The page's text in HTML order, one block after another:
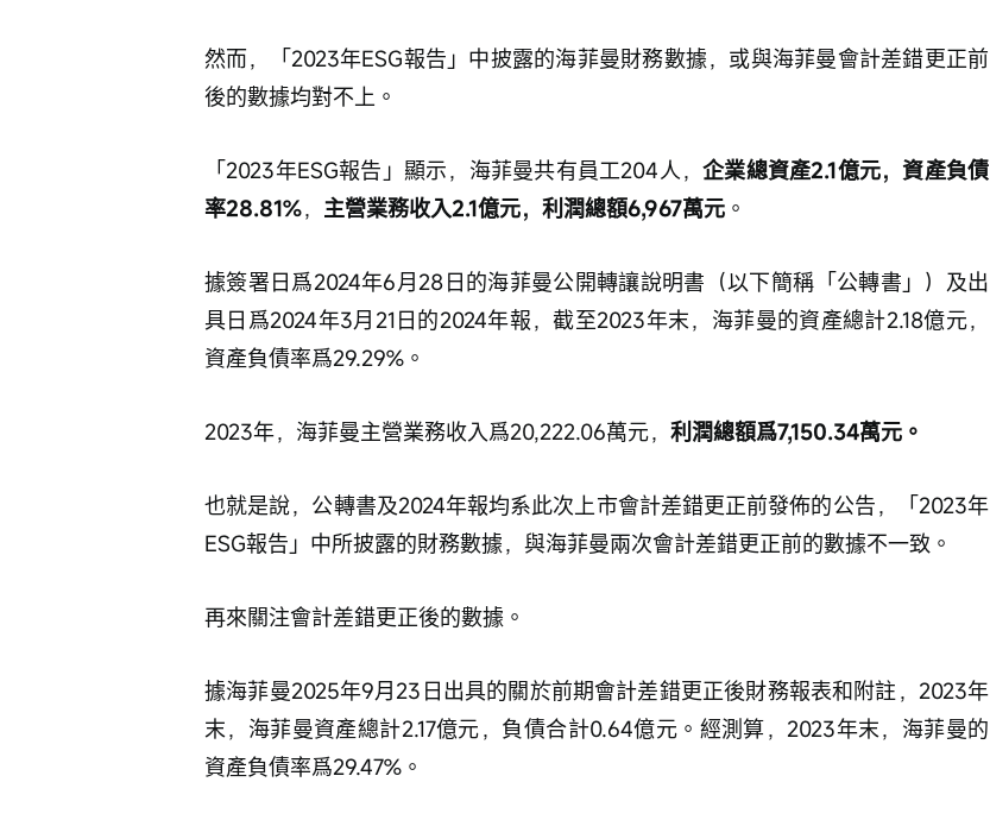
然而，「2023年ESG報告」中披露的海菲曼財務數據，或與海菲曼會計差錯更正前
後的數據均對不上。
「2023年ESG報告」顯示，海菲曼共有員工204人， 企業總資產2.1億元，資產負債
率28.81%， 主營業務收入2.1億元，利潤總額6,967萬元 。
據簽署日爲2024年6月28日的海菲曼公開轉讓說明書（以下簡稱「公轉書」）及出
具日爲2024年3月21日的2024年報，截至2023年末，海菲曼的資產總計2.18億元，
資產負債率爲29.29%。
2023年，海菲曼主營業務收入爲20,222.06萬元， 利潤總額爲7,150.34萬元。
也就是說，公轉書及2024年報均系此次上市會計差錯更正前發佈的公告，「2023年
ESG報告」中所披露的財務數據，與海菲曼兩次會計差錯更正前的數據不一致。
再來關注會計差錯更正後的數據。
據海菲曼2025年9月23日出具的關於前期會計差錯更正後財務報表和附註，2023年
末，海菲曼資產總計2.17億元，負債合計0.64億元。經測算，2023年末，海菲曼的
資產負債率爲29.47%。